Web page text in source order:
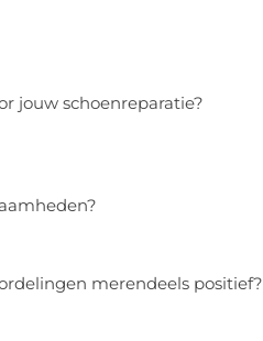
jouw schoenreparatie?
merendeels positief?